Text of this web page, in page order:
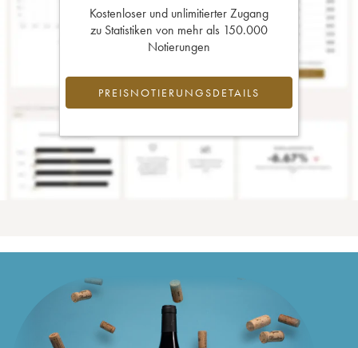
Kostenloser und unlimitierter Zugang
zu Statistiken von mehr als 150.000
Notierungen
PREISNOTIERUNGSDETAILS